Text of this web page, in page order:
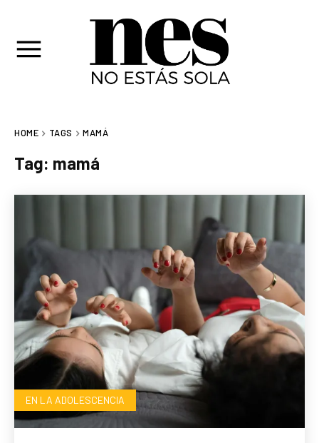
HOME TAGS MAMÁ
Tag: mamá
EN LA ADOLESCENCIA